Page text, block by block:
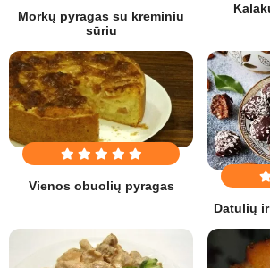
Morkų pyragas su kreminiu
sūriu
Vienos obuolių pyragas
Datulių